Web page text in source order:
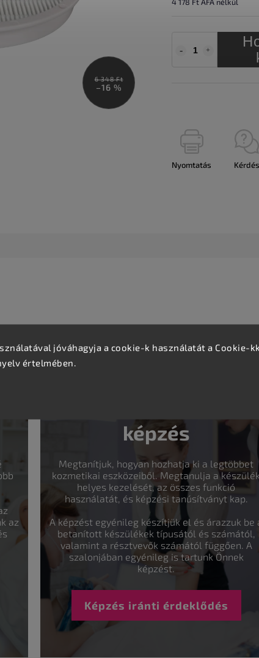
jóváhagyja a cookie-k használatát a Cookie-
értelmében.
6 348 Ft
–16 %
4 178 Ft ÁFA nélkül
Nyomtatás Kérdés
az
képzés
Megtanítjuk, hogyan hozhatja ki a legtöbbet
kozmetikai eszközeiből. Megtanulja a készülék
helyes kezelését, az összes funkció
használatát, és képzési tanúsítványt kap.
A képzést egyénileg készítjük el és árazzuk be
betanított készülékek típusától és számától,
valamint a résztvevők számától függően. A
szalonjában egyénileg is tartunk Önnek
képzést.
Képzés iránti érdeklődés